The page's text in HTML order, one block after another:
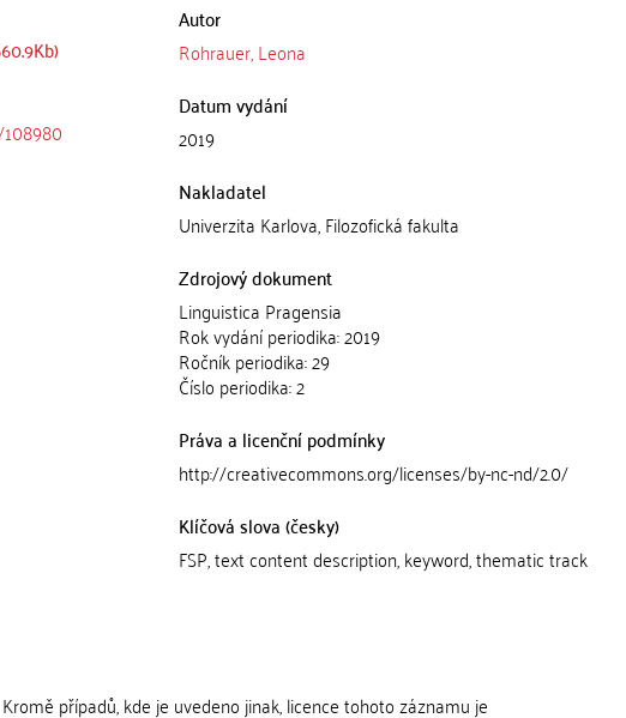
Autor
Rohrauer, Leona
Datum vydání
2019
Nakladatel
Univerzita Karlova, Filozofická fakulta
Zdrojový dokument
Linguistica Pragensia
Rok vydání periodika: 2019
Ročník periodika: 29
Číslo periodika: 2
Práva a licenční podmínky
http://creativecommons.org/licenses/by-nc-nd/2.0/
Klíčová slova (česky)
FSP, text content description, keyword, thematic track
Kromě případů, kde je uvedeno jinak, licence tohoto záznamu je